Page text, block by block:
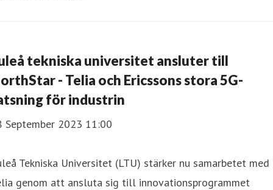
tekniska universitet ansluter till
- Telia och Ericssons stora 5G-
för industrin
September 2023 11:00
Tekniska Universitet (LTU) stärker nu samarbetet med
genom att ansluta sig till innovationsprogrammet